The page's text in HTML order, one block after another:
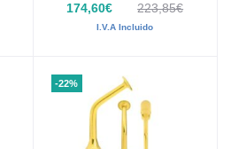
174,60€ 223,85€
I.V.A Incluido
-22%